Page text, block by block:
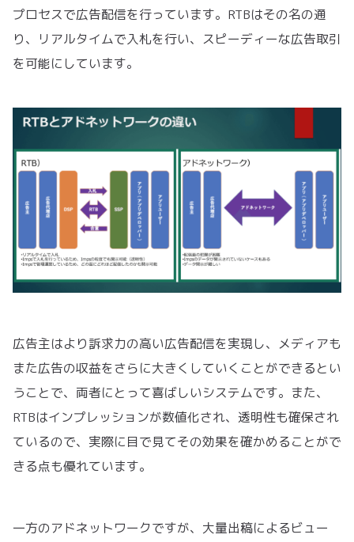
プロセスで広告配信を行っています。RTBはその名の通
り、リアルタイムで入札を行い、スピーディーな広告取引
を可能にしています。
広告主はより訴求力の高い広告配信を実現し、メディアも
また広告の収益をさらに大きくしていくことができるとい
うことで、両者にとって喜ばしいシステムです。また、
RTBはインプレッションが数値化され、透明性も確保され
ているので、実際に目で見てその効果を確かめることがで
きる点も優れています。
一方のアドネットワークですが、大量出稿によるビュー